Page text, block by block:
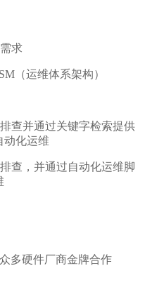
求
（运维体系架构）
查并通过关键字检索提供
动化运维
查，并通过自动化运维脚
多硬件厂商金牌合作